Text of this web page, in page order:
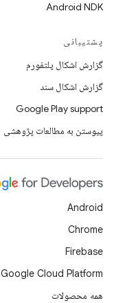
Android NDK
پشتیبانی
گزارش اشکال پلتفورم
گزارش اشکال سند
Google Play support
پیوستن به مطالعات پژوهشی
Android
Chrome
Firebase
Google Cloud Platform
همه محصولات